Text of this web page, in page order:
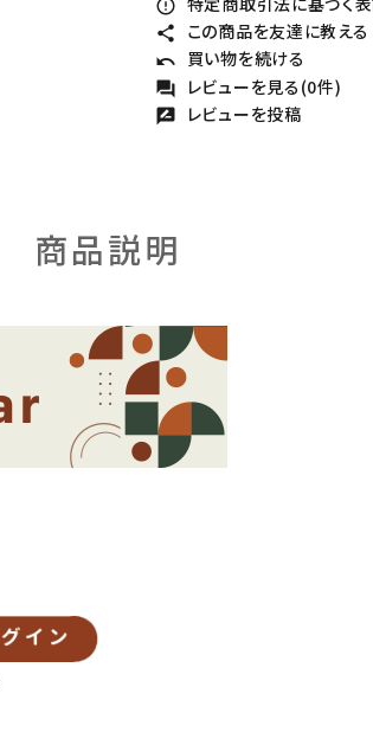
error_outline
share この商品を友達に教える
undo 買い物を続ける
forum レビューを見る(0件)
rate_review レビューを投稿
商品説明